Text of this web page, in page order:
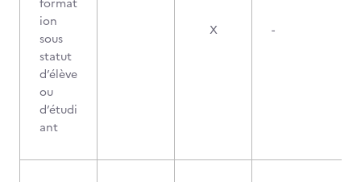
format
ion
sous
statut
d’élève
ou
d’étudi
ant
X -